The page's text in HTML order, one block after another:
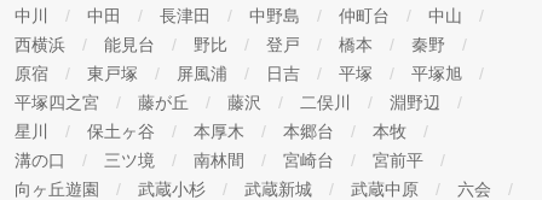
中川
中田 長津田 中野島 仲町台
中山
西横浜
能見台 野比 登戸 橋本
秦野
原宿
東戸塚 屏風浦 日吉 平塚
平塚旭
平塚四之宮
藤が丘 藤沢 二俣川
淵野辺
星川
保土ヶ谷 本厚木 本郷台
本牧
溝の口
三ツ境 南林間 宮崎台
宮前平
向ヶ丘遊園
武蔵小杉 武蔵新城 武蔵中原
六会